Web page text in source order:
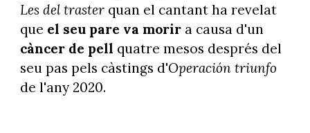
Les del traster quan el cantant ha revelat
que el seu pare va morir a causa d'un
càncer de pell quatre mesos després del
seu pas pels càstings d'Operación triunfo
de l'any 2020.